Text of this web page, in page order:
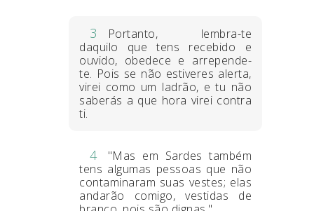
3
Portanto, lembra-te
daquilo que tens recebido e
ouvido, obedece e arrepende-
te. Pois se não estiveres alerta,
virei como um ladrão, e tu não
saberás a que hora virei contra
ti.
4
"Mas em Sardes também
tens algumas pessoas que não
contaminaram suas vestes; elas
andarão comigo, vestidas de